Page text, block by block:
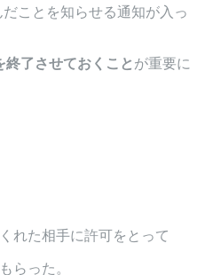
ことを知らせる通知が入っ
了させておくこと が重要に
れた相手に許可をとって
らった。